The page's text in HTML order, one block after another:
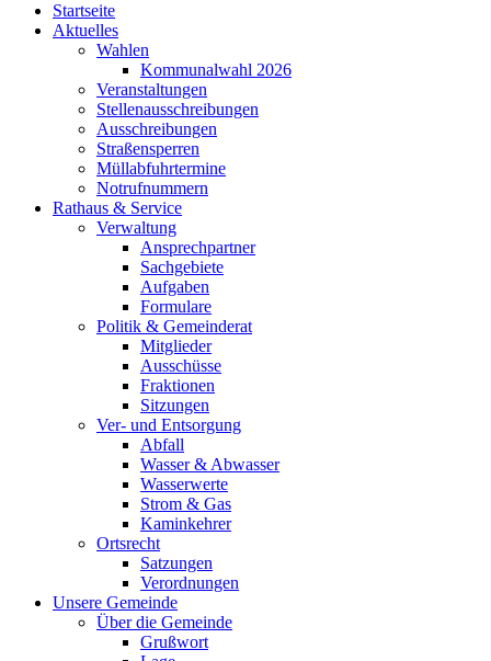
Startseite
Aktuelles
Wahlen
Kommunalwahl 2026
Veranstaltungen
Stellenausschreibungen
Ausschreibungen
Straßensperren
Müllabfuhrtermine
Notrufnummern
Rathaus & Service
Verwaltung
Ansprechpartner
Sachgebiete
Aufgaben
Formulare
Politik & Gemeinderat
Mitglieder
Ausschüsse
Fraktionen
Sitzungen
Ver- und Entsorgung
Abfall
Wasser & Abwasser
Wasserwerte
Strom & Gas
Kaminkehrer
Ortsrecht
Satzungen
Verordnungen
Unsere Gemeinde
Über die Gemeinde
Grußwort